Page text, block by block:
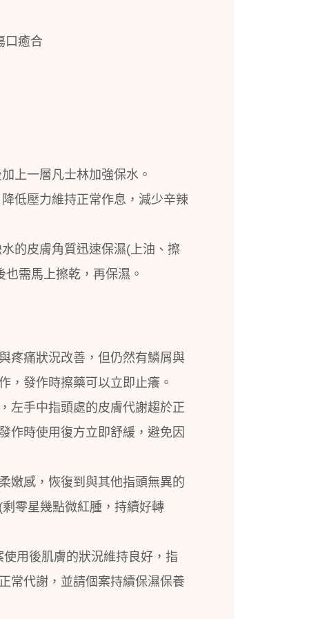
口癒合
上一層凡士林加強保水。
低壓力維持正常作息，減少辛辣
的皮膚角質迅速保濕(上油、擦
需馬上擦乾，再保濕。
疼痛狀況改善，但仍然有鱗屑與
，發作時擦藥可以立即止癢。
左手中指頭處的皮膚代謝趨於正
作時使用復方立即舒緩，避免因
嫩感，恢復到與其他指頭無異的
剩零星幾點微紅腫，持續好轉
用後肌膚的狀況維持良好，指
常代謝，並請個案持續保濕保養